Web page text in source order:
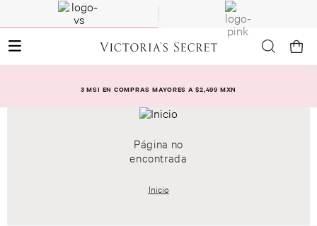
3 MSI EN COMPRAS MAYORES A $2,499 MXN
Página no
encontrada
Inicio